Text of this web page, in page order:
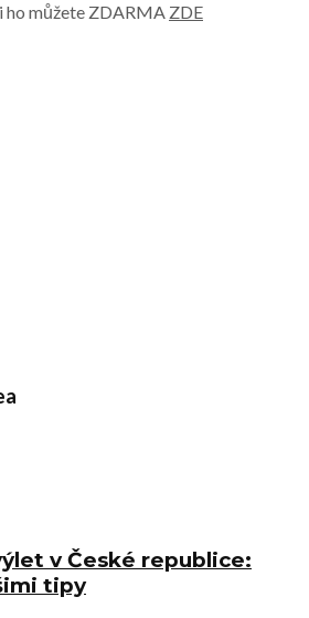
ho můžete ZDARMA ZDE
v České republice:
tipy